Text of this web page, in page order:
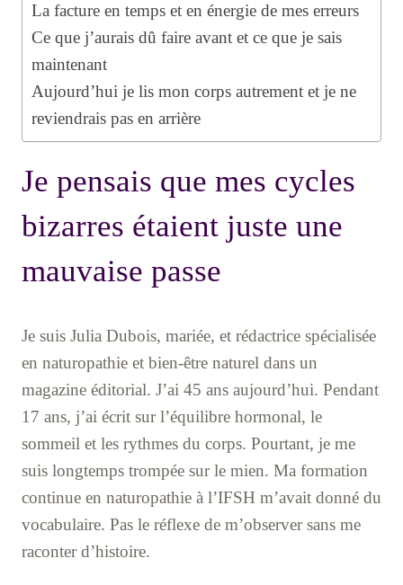
La facture en temps et en énergie de mes erreurs
Ce que j’aurais dû faire avant et ce que je sais
maintenant
Aujourd’hui je lis mon corps autrement et je ne
reviendrais pas en arrière
Je pensais que mes cycles
bizarres étaient juste une
mauvaise passe
Je suis Julia Dubois, mariée, et rédactrice spécialisée
en naturopathie et bien-être naturel dans un
magazine éditorial. J’ai 45 ans aujourd’hui. Pendant
17 ans, j’ai écrit sur l’équilibre hormonal, le
sommeil et les rythmes du corps. Pourtant, je me
suis longtemps trompée sur le mien. Ma formation
continue en naturopathie à l’IFSH m’avait donné du
vocabulaire. Pas le réflexe de m’observer sans me
raconter d’histoire.